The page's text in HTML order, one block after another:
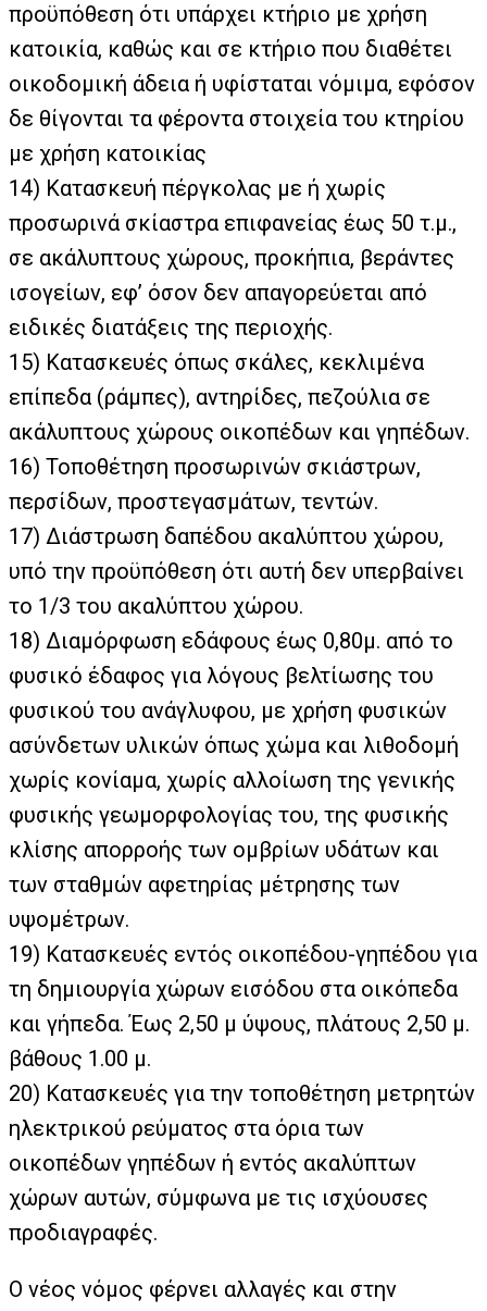
προϋπόθεση ότι υπάρχει κτήριο με χρήση
κατοικία, καθώς και σε κτήριο που διαθέτει
οικοδομική άδεια ή υφίσταται νόμιμα, εφόσον
δε θίγονται τα φέροντα στοιχεία του κτηρίου
με χρήση κατοικίας
14) Κατασκευή πέργκολας με ή χωρίς
προσωρινά σκίαστρα επιφανείας έως 50 τ.μ.,
σε ακάλυπτους χώρους, προκήπια, βεράντες
ισογείων, εφ’ όσον δεν απαγορεύεται από
ειδικές διατάξεις της περιοχής.
15) Κατασκευές όπως σκάλες, κεκλιμένα
επίπεδα (ράμπες), αντηρίδες, πεζούλια σε
ακάλυπτους χώρους οικοπέδων και γηπέδων.
16) Τοποθέτηση προσωρινών σκιάστρων,
περσίδων, προστεγασμάτων, τεντών.
17) Διάστρωση δαπέδου ακαλύπτου χώρου,
υπό την προϋπόθεση ότι αυτή δεν υπερβαίνει
το 1/3 του ακαλύπτου χώρου.
18) Διαμόρφωση εδάφους έως 0,80μ. από το
φυσικό έδαφος για λόγους βελτίωσης του
φυσικού του ανάγλυφου, με χρήση φυσικών
ασύνδετων υλικών όπως χώμα και λιθοδομή
χωρίς κονίαμα, χωρίς αλλοίωση της γενικής
φυσικής γεωμορφολογίας του, της φυσικής
κλίσης απορροής των ομβρίων υδάτων και
των σταθμών αφετηρίας μέτρησης των
υψομέτρων.
19) Κατασκευές εντός οικοπέδου-γηπέδου για
τη δημιουργία χώρων εισόδου στα οικόπεδα
και γήπεδα. Έως 2,50 μ ύψους, πλάτους 2,50 μ.
βάθους 1.00 μ.
20) Κατασκευές για την τοποθέτηση μετρητών
ηλεκτρικού ρεύματος στα όρια των
οικοπέδων γηπέδων ή εντός ακαλύπτων
χώρων αυτών, σύμφωνα με τις ισχύουσες
προδιαγραφές.
Ο νέος νόμος φέρνει αλλαγές και στην